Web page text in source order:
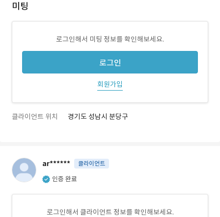
미팅
로그인해서 미팅 정보를 확인해보세요.
로그인
회원가입
클라이언트 위치 경기도 성남시 분당구
ar****** 클라이언트
인증 완료
로그인해서 클라이언트 정보를 확인해보세요.